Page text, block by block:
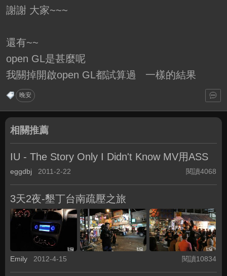
謝謝 大家~~~
還有~~
open GL是甚麼呢
我關掉開啟open GL都試算過 一樣的結果
晚安
相關推薦
IU - The Story Only I Didn't Know MV用ASS
eggdbj 2011-2-22 閱讀4068
3天2夜-墾丁台南疏壓之旅
Emily 2012-4-15 閱讀10834